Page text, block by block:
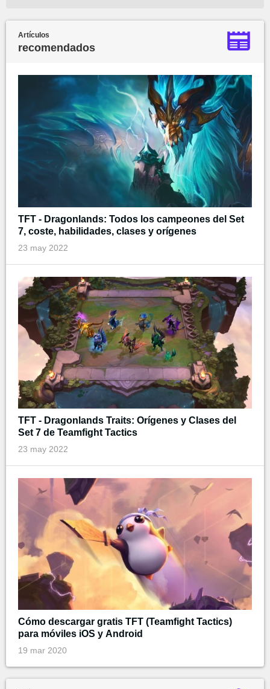
Artículos
recomendados
TFT - Dragonlands: Todos los campeones del Set
7, coste, habilidades, clases y orígenes
23 may 2022
TFT - Dragonlands Traits: Orígenes y Clases del
Set 7 de Teamfight Tactics
23 may 2022
Cómo descargar gratis TFT (Teamfight Tactics)
para móviles iOS y Android
19 mar 2020